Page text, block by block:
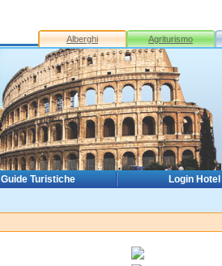
Alberghi Agriturismo
Guide Turistiche Login Hotel